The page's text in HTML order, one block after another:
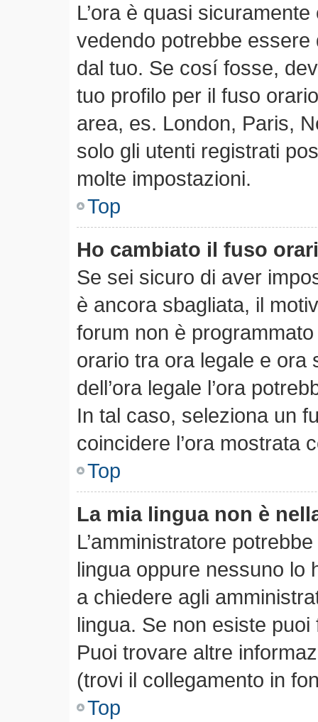
L’ora è quasi
vedendo potrebbe
dal tuo. Se cosí fosse,
tuo profilo per il fuso
area, es. London, Paris,
solo gli utenti registrati
molte impostazioni.
Top
Ho cambiato il fuso
Se sei sicuro di aver
è ancora sbagliata, il
forum non è
orario tra ora legale e ora
dell’ora legale l’ora
In tal caso, seleziona un
coincidere l’ora mostrata
Top
La mia lingua non è
L’amministratore
lingua oppure nessuno lo
a chiedere agli
lingua. Se non esiste
Puoi trovare altre
(trovi il collegamento in
Top